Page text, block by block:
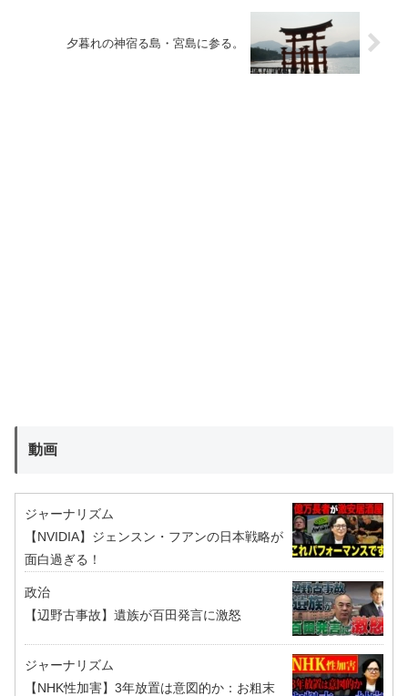
夕暮れの神宿る島・宮島に参る。
動画
ジャーナリズム
【NVIDIA】ジェンスン・フアンの日本戦略が
面白過ぎる！
政治
【辺野古事故】遺族が百田発言に激怒
ジャーナリズム
【NHK性加害】3年放置は意図的か：お粗末